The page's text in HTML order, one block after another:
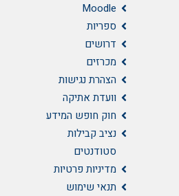
Moodle
ספריות
דרושים
מכרזים
הצהרת נגישות
וועדת אתיקה
חוק חופש המידע
נציב קבילות
סטודנטים
מדיניות פרטיות
תנאי שימוש